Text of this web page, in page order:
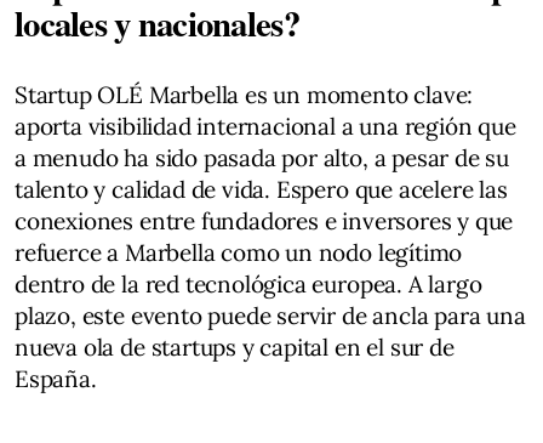
locales y nacionales?
Startup OLÉ Marbella es un momento clave:
aporta visibilidad internacional a una región que
a menudo ha sido pasada por alto, a pesar de su
talento y calidad de vida. Espero que acelere las
conexiones entre fundadores e inversores y que
refuerce a Marbella como un nodo legítimo
dentro de la red tecnológica europea. A largo
plazo, este evento puede servir de ancla para una
nueva ola de startups y capital en el sur de
España.